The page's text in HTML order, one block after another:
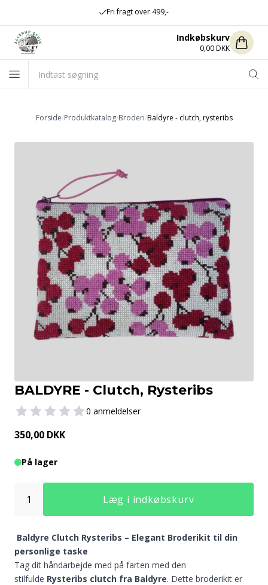
Fri fragt over 499,-
Indkøbskurv
0,00 DKK
Forside/Produktkatalog/Broderi/Baldyre - clutch, rysteribs
BALDYRE - Clutch, Rysteribs
0 anmeldelser
350,00 DKK
På lager
Læg i indkøbskurv
Baldyre Clutch Rysteribs – Elegant Broderikit til din
personlige taske
Tag dit håndarbejde med på farten med den
stilfulde Rysteribs clutch fra Baldyre. Dette broderikit er